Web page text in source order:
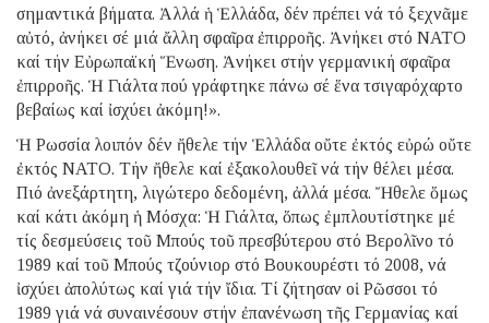
σημαντικά βήματα. Ἀλλά ἡ Ἑλλάδα, δέν πρέπει νά τό ξεχνᾶμε
αὐτό, ἀνήκει σέ μιά ἄλλη σφαῖρα ἐπιρροῆς. Ἀνήκει στό ΝΑΤΟ
καί τήν Εὐρωπαϊκή Ἕνωση. Ἀνήκει στήν γερμανική σφαῖρα
ἐπιρροῆς. Ἡ Γιάλτα πού γράφτηκε πάνω σέ ἕνα τσιγαρόχαρτο
βεβαίως καί ἰσχύει ἀκόμη!».
Ἡ Ρωσσία λοιπόν δέν ἤθελε τήν Ἑλλάδα οὔτε ἐκτός εὐρώ οὔτε
ἐκτός ΝΑΤΟ. Τήν ἤθελε καί ἐξακολουθεῖ νά τήν θέλει μέσα.
Πιό ἀνεξάρτητη, λιγώτερο δεδομένη, ἀλλά μέσα. Ἤθελε ὅμως
καί κάτι ἀκόμη ἡ Μόσχα: Ἡ Γιάλτα, ὅπως ἐμπλουτίστηκε μέ
τίς δεσμεύσεις τοῦ Μπούς τοῦ πρεσβύτερου στό Βερολῖνο τό
1989 καί τοῦ Μπούς τζούνιορ στό Βουκουρέστι τό 2008, νά
ἰσχύει ἀπολύτως καί γιά τήν ἴδια. Τί ζήτησαν οἱ Ρῶσσοι τό
1989 γιά νά συναινέσουν στήν ἐπανένωση τῆς Γερμανίας καί